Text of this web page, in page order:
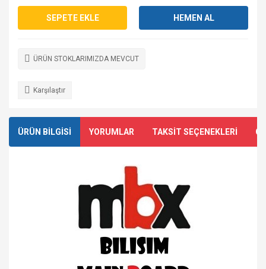
SEPETE EKLE HEMEN AL
ÜRÜN STOKLARIMIZDA MEVCUT
Karşılaştır
ÜRÜN BİLGİSİ YORUMLAR TAKSİT SEÇENEKLERİ